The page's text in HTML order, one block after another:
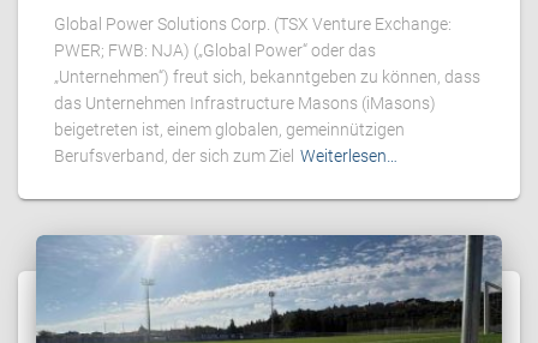
Global Power Solutions Corp. (TSX Venture Exchange:
PWER; FWB: NJA) („Global Power“ oder das
„Unternehmen“) freut sich, bekanntgeben zu können, dass
das Unternehmen Infrastructure Masons (iMasons)
beigetreten ist, einem globalen, gemeinnützigen
Berufsverband, der sich zum Ziel Weiterlesen…